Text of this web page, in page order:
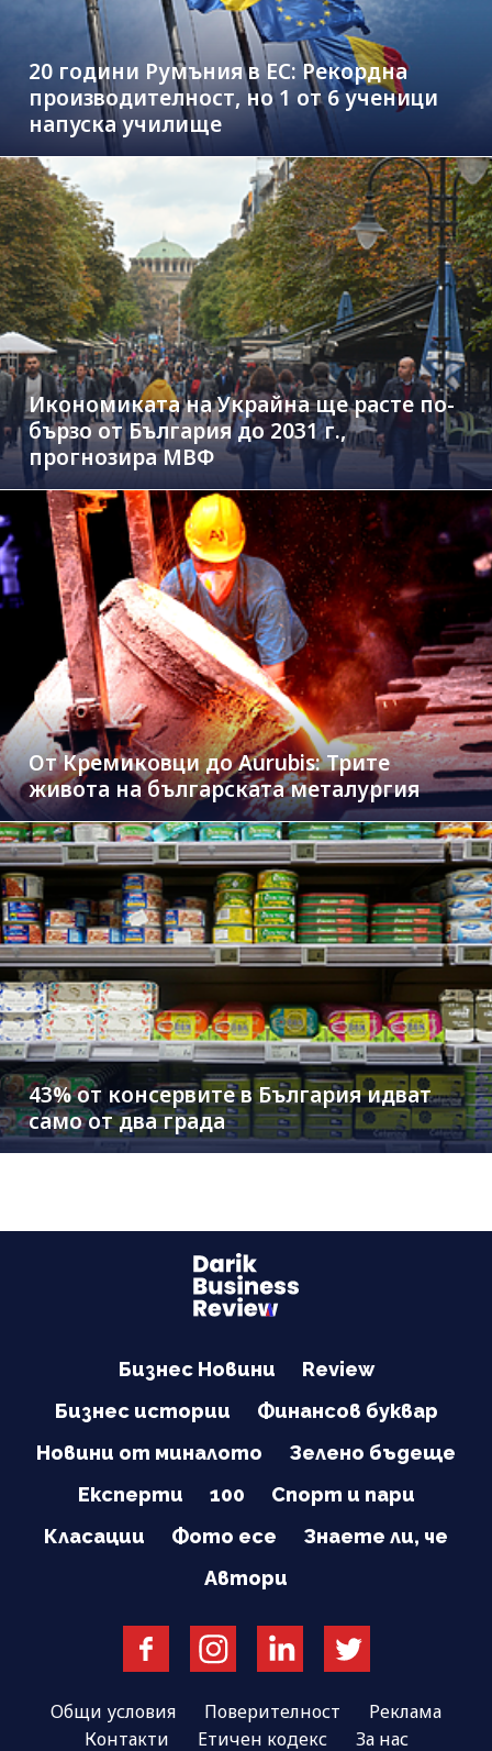
20 години Румъния в ЕС: Рекордна
производителност, но 1 от 6 ученици
напуска училище
Икономиката на Украйна ще расте по-
бързо от България до 2031 г.,
прогнозира МВФ
От Кремиковци до Aurubis: Трите
живота на българската металургия
43% от консервите в България идват
само от два града
Бизнес Новини
Review
Бизнес истории
Финансов буквар
Новини от миналото
Зелено бъдеще
Експерти
100
Спорт и пари
Класации
Фото есе
Знаете ли, че
Автори
Общи условия Поверителност
Реклама
Контакти
Етичен кодекс За нас